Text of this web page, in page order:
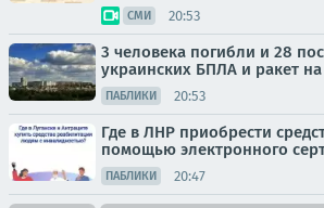
СМИ 20:53
3 человека погибли и 28
украинских БПЛА и ракет
ПАБЛИКИ 20:53
Где в ЛНР приобрести
помощью электронного
ПАБЛИКИ 20:47